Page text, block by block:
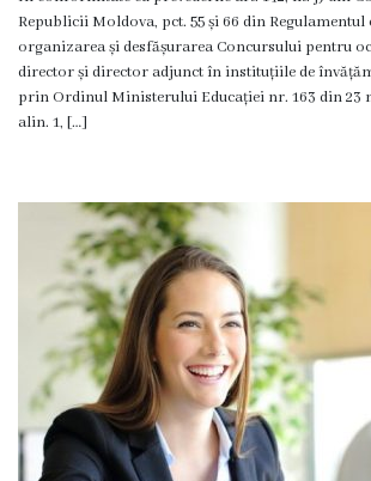
Republicii Moldova, pct. 55 și 66 din
organizarea și desfășurarea Concursului pentru
director și director adjunct în instituțiile de
prin Ordinul Ministerului Educației nr. 163 din 23
alin. 1, […]